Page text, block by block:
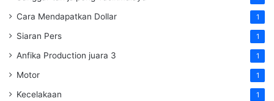
Cara Mendapatkan Dollar 1
Siaran Pers 1
Anfika Production juara 3 1
Motor 1
Kecelakaan 1